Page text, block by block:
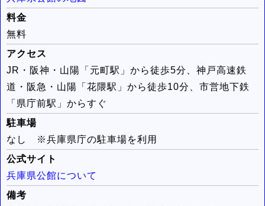
料金
無料
アクセス
JR・阪神・山陽「元町駅」から徒歩5分、神戸高速鉄
道・阪急・山陽「花隈駅」から徒歩10分、市営地下鉄
「県庁前駅」からすぐ
駐車場
なし ※兵庫県庁の駐車場を利用
公式サイト
兵庫県公館について
備考